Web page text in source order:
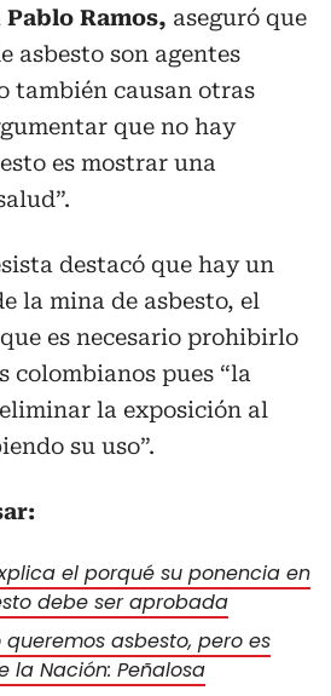
Ramos, aseguró que
asbesto son agentes
también causan otras
que no hay
es mostrar una
destacó que hay un
la mina de asbesto, el
es necesario prohibirlo
colombianos pues “la
la exposición al
su uso”.
el porqué su ponencia en
debe ser aprobada
asbesto, pero es
la Nación: Peñalosa